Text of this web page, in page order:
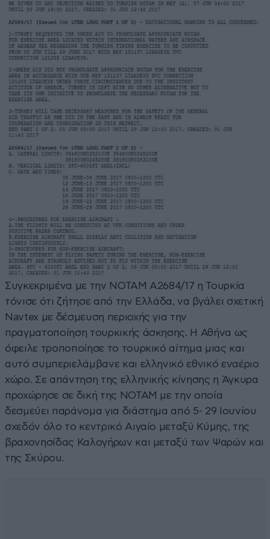
Συγκεκριμένα με την ΝΟΤΑΜ Α2684/17 η Τουρκία
τόνισε ότι ζήτησε από την Ελλάδα, να βγάλει σχετική
Navtex με δέσμευση περιοχής για την
πραγματοποίηση τουρκικής άσκησης. Η Αθήνα ως
όφειλε τροποποίησε το τουρκικό αίτημα μιας και
αυτό συμπεριελάμβανε και ελληνικό εθνικό εναέριο
χώρο. Σε απάντηση της ελληνικής κίνησης η Άγκυρα
προχώρησε σε δική της NOTAM με την οποία
δεσμεύει παράνομα για διάστημα από 5- 29 Ιουνίου
σχεδόν όλο το κεντρικό Αιγαίο μεταξύ Κύμης, της
βραχονησίδας Καλογήρων και μεταξύ των Ψαρών και
της Σκύρου.